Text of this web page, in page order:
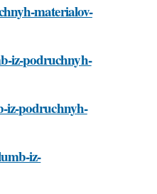
materialov-
iz-podruchnyh-
iz-podruchnyh-
iz-